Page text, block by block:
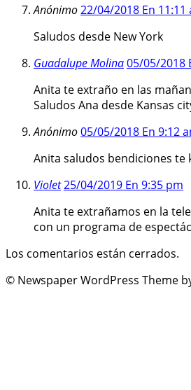
Anónimo22/04/2018 En 11:11
Saludos desde New York
Guadalupe Molina05/05/2018
Anita te extraño en las
Saludos Ana desde Kansas
Anónimo05/05/2018 En 9:12
Anita saludos bendiciones te
Violet25/04/2019 En 9:35 pm
Anita te extrañamos en la
con un programa de
Los comentarios están cerrados.
© Newspaper WordPress Theme